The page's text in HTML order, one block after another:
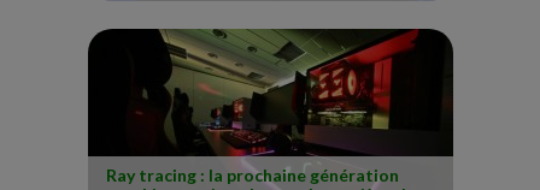
Ray tracing : la prochaine génération